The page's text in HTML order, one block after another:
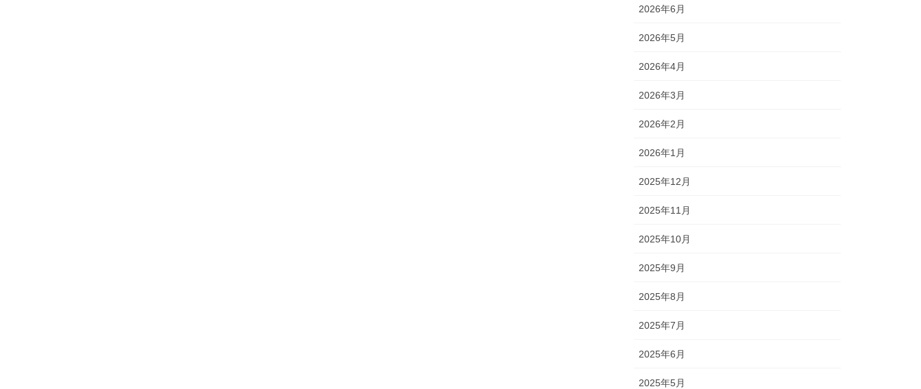
2026年6月
2026年5月
2026年4月
2026年3月
2026年2月
2026年1月
2025年12月
2025年11月
2025年10月
2025年9月
2025年8月
2025年7月
2025年6月
2025年5月